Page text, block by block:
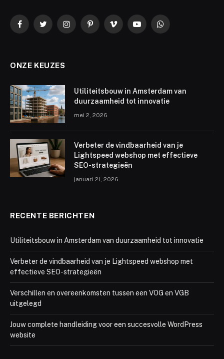
FacebookTwitterInstagramPinterestVimeo YouTubeWhatsApp
ONZE KEUZES
Utiliteitsbouw in Amsterdam van
duurzaamheid tot innovatie
mei 2, 2026
Verbeter de vindbaarheid van je
Lightspeed webshop met effectieve
SEO-strategieën
januari 21, 2026
RECENTE BERICHTEN
Utiliteitsbouw in Amsterdam van duurzaamheid tot innovatie
Verbeter de vindbaarheid van je Lightspeed webshop met
effectieve SEO-strategieën
Verschillen en overeenkomsten tussen een VOG en VGB
uitgelegd
Jouw complete handleiding voor een succesvolle WordPress
website